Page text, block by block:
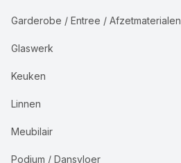
Garderobe / Entree / Afzetmaterialen
Glaswerk
Keuken
Linnen
Meubilair
Podium / Dansvloer